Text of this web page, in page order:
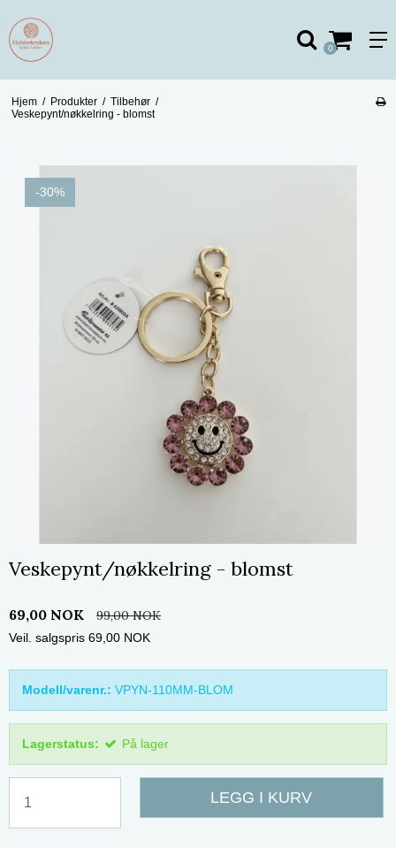
0
Hjem / Produkter / Tilbehør /
Veskepynt/nøkkelring - blomst
-30%
Veskepynt/nøkkelring - blomst
69,00 NOK 99,00 NOK
Veil. salgspris 69,00 NOK
Modell/varenr.: VPYN-110MM-BLOM
Lagerstatus: På lager
LEGG I KURV